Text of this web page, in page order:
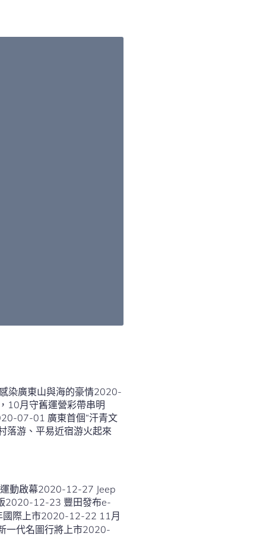
染廣東山與海的豪情2020-
10月守舊運營彩帶串明
07-01 廣東首個“汗青文
落游、平易近宿游火起來
動啟幕2020-12-27 Jeep
國際上市2020-12-22 11月